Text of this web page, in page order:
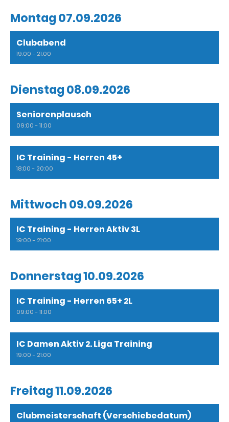
Montag 07.09.2026
Clubabend
19:00 - 21:00
Dienstag 08.09.2026
Seniorenplausch
09:00 - 11:00
IC Training - Herren 45+
18:00 - 20:00
Mittwoch 09.09.2026
IC Training - Herren Aktiv 3L
19:00 - 21:00
Donnerstag 10.09.2026
IC Training - Herren 65+ 2L
09:00 - 11:00
IC Damen Aktiv 2. Liga Training
19:00 - 21:00
Freitag 11.09.2026
Clubmeisterschaft (Verschiebedatum)